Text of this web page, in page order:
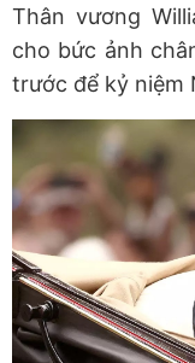
Thân vương
cho bức ảnh
trước để kỷ niệm